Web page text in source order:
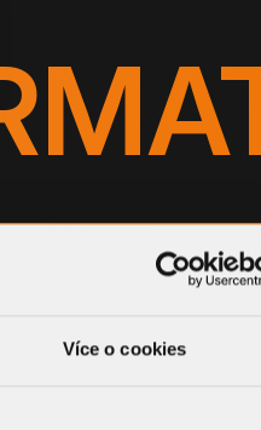
Více o cookies